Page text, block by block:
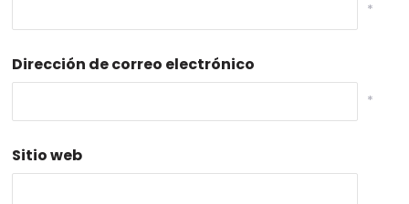
*
Dirección de correo electrónico
*
Sitio web